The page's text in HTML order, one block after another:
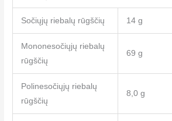
Sočiųjų riebalų rūgščių 14 g
Mononesočiųjų riebalų
rūgščių
69 g
Polinesočiųjų riebalų
rūgščių
8,0 g